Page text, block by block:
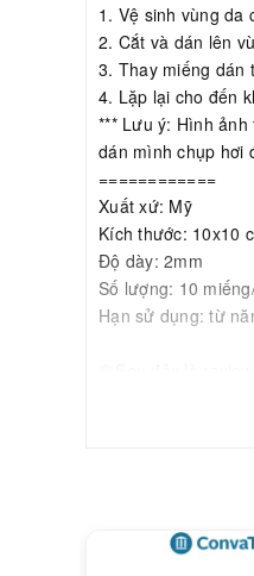
1. Vệ sinh vùng da
2. Cắt và dán lên
3. Thay miếng dán
4. Lặp lại cho đến
*** Lưu ý: Hình
dán mình chụp hơi
============
Xuất xứ: Mỹ
Kích thước: 10x10
Độ dày: 2mm
Số lượng: 10
Hạn sử dụng: từ
" Miếng dán dùng
Mình đươc bsi
Một miếng dán
Miếng dán có tác